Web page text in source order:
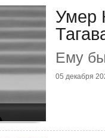
Умер
Ему
05 декабря